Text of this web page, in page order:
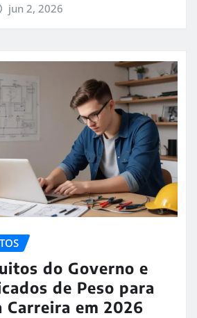
jun 2, 2026
do Governo e
de Peso para
Carreira em 2026